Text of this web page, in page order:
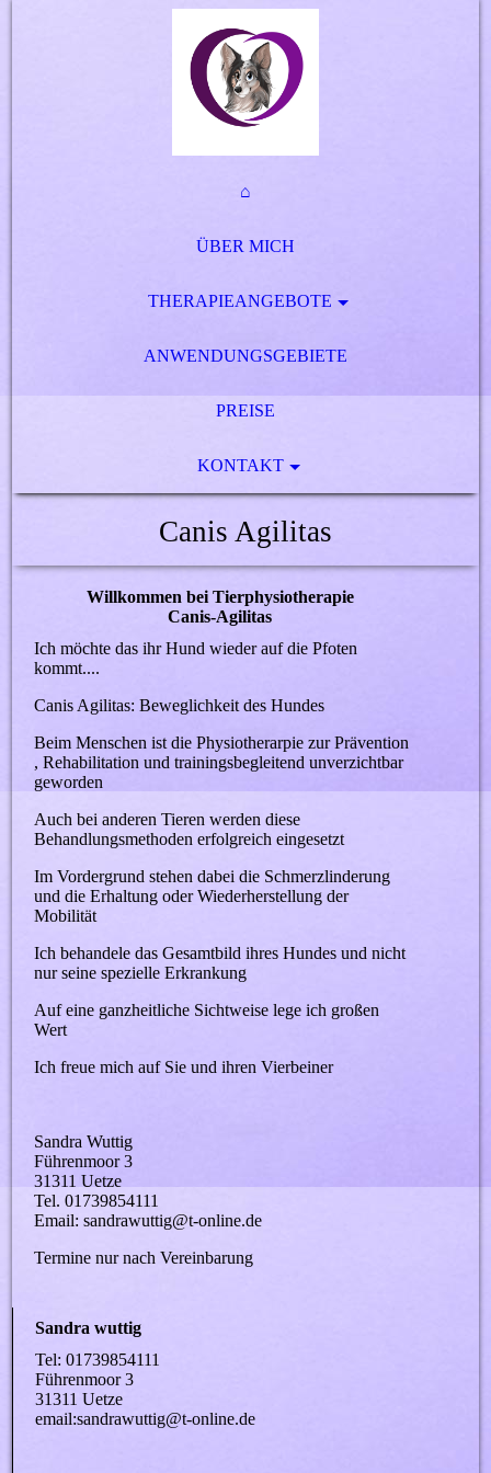
⌂
ÜBER MICH
THERAPIEANGEBOTE
ANWENDUNGSGEBIETE
PREISE
KONTAKT
Canis Agilitas
Willkommen bei Tierphysiotherapie
Canis-Agilitas
Ich möchte das ihr Hund wieder auf die Pfoten
kommt....
Canis Agilitas: Beweglichkeit des Hundes
Beim Menschen ist die Physiotherarpie zur Prävention
, Rehabilitation und trainingsbegleitend unverzichtbar
geworden
Auch bei anderen Tieren werden diese
Behandlungsmethoden erfolgreich eingesetzt
Im Vordergrund stehen dabei die Schmerzlinderung
und die Erhaltung oder Wiederherstellung der
Mobilität
Ich behandele das Gesamtbild ihres Hundes und nicht
nur seine spezielle Erkrankung
Auf eine ganzheitliche Sichtweise lege ich großen
Wert
Ich freue mich auf Sie und ihren Vierbeiner
Sandra Wuttig
Führenmoor 3
31311 Uetze
Tel. 01739854111
Email: sandrawuttig@t-online.de
Termine nur nach Vereinbarung
Sandra wuttig
Tel: 01739854111
Führenmoor 3
31311 Uetze
email:sandrawuttig@t-online.de